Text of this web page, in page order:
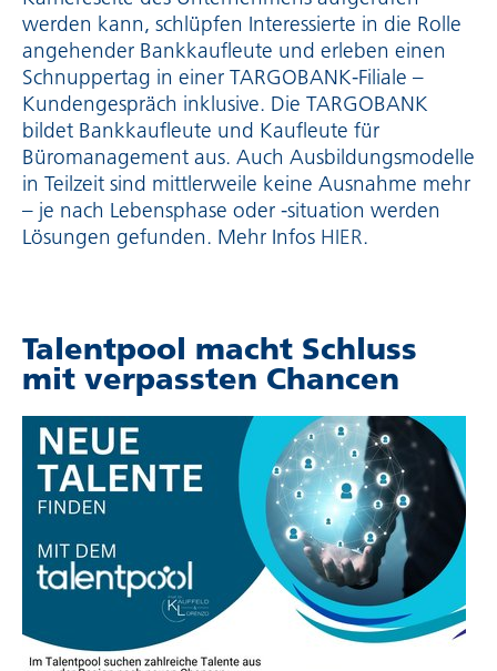
werden kann, schlüpfen Interessierte in die Rolle
angehender Bankkaufleute und erleben einen
Schnuppertag in einer TARGOBANK-Filiale –
Kundengespräch inklusive. Die TARGOBANK
bildet Bankkaufleute und Kaufleute für
Büromanagement aus. Auch Ausbil­dungs­mo­delle
in Teilzeit sind mittlerweile keine Ausnahme mehr
– je nach Lebensphase oder -situation werden
Lösungen gefunden. Mehr Infos HIER.
Talent­pool macht Schluss
mit verpassten Chancen